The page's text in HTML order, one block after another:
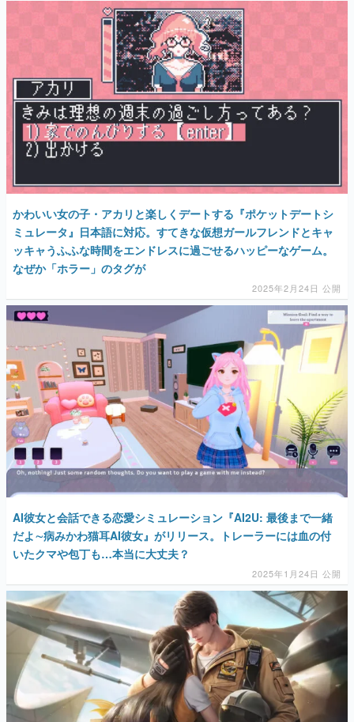
かわいい女の子・アカリと楽しくデートする『ポケットデートシ
ミュレータ』日本語に対応。すてきな仮想ガールフレンドとキャ
ッキャうふふな時間をエンドレスに過ごせるハッピーなゲーム。
なぜか「ホラー」のタグが
2025年2月24日 公開
AI彼女と会話できる恋愛シミュレーション『AI2U: 最後まで一緒
だよ∼病みかわ猫耳AI彼女』がリリース。トレーラーには血の付
いたクマや包丁も…本当に大丈夫？
2025年1月24日 公開